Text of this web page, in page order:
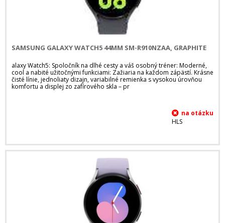
SAMSUNG GALAXY WATCH5 44MM SM-R910NZAA, GRAPHITE
alaxy Watch5: Spoločník na dlhé cesty a váš osobný tréner: Moderné,
cool a nabité užitočnými funkciami: Zažiaria na každom zápästí. Krásne
čisté línie, jednoliaty dizajn, variabilné remienka s vysokou úrovňou
komfortu a displej zo zafírového skla – pr
HLS